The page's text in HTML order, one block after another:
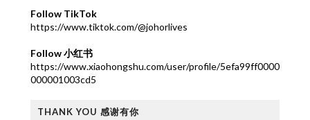
Follow TikTok
https://www.tiktok.com/@johorlives
Follow 小红书
https://www.xiaohongshu.com/user/profile/5efa99ff0000
000001003cd5
THANK YOU 感谢有你